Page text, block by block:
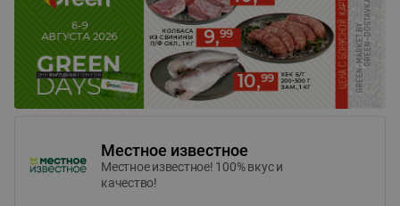
Местное известное
Местное известное! 100% вкус и
качество!